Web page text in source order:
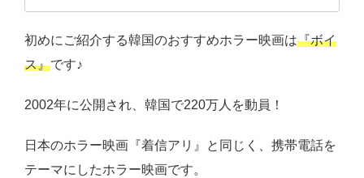
初めにご紹介する韓国のおすすめホラー映画は『ボイ
ス』です♪
2002年に公開され、韓国で220万人を動員！
日本のホラー映画『着信アリ』と同じく、携帯電話を
テーマにしたホラー映画です。